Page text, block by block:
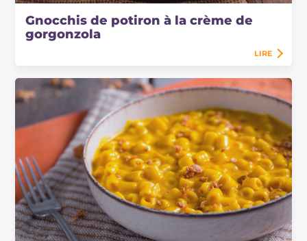
Gnocchis de potiron à la crème de
gorgonzola
LIRE